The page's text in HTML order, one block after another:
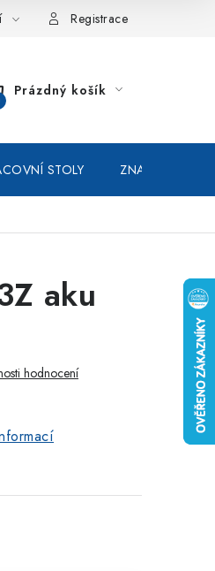
Online platby Comgate
Registrace
Prázdný košík
STOLY ZNAČKOVACÍ
aku
hodnocení